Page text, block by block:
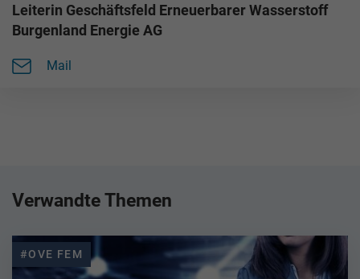
Leiterin Geschäftsfeld Erneuerbarer Wasserstoff
Burgenland Energie AG
Mail
Verwandte Themen
#OVE FEM